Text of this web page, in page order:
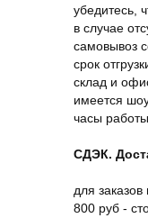
убедитесь,
в случае
самовывоз
срок
склад и
имеется
часы
СДЭК.
для
800 руб -